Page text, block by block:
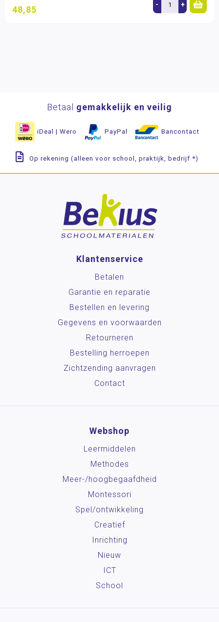
48,85 - +
Betaal gemakkelijk en veilig
iDeal | Wero PayPal Bancontact
Op rekening (alleen voor school, praktijk, bedrijf *)
Klantenservice
Betalen
Garantie en reparatie
Bestellen en levering
Gegevens en voorwaarden
Retourneren
Bestelling herroepen
Zichtzending aanvragen
Contact
Webshop
Leermiddelen
Methodes
Meer-/hoog­begaafdheid
Montessori
Spel/ontwikkeling
Creatief
Inrichting
Nieuw
ICT
School